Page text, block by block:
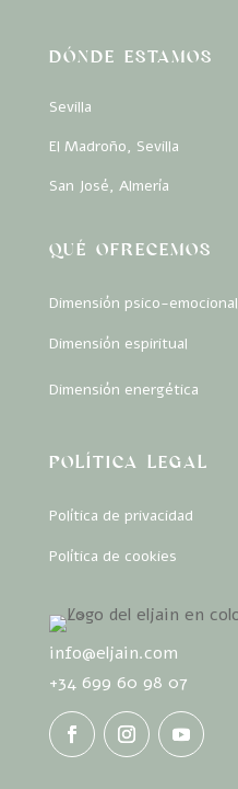
DÓNDE ESTAMOS
Sevilla
El Madroño, Sevilla
San José, Almería
QUÉ OFRECEMOS
Dimensión psico-emocional
Dimensión espiritual
Dimensión energética
POLÍTICA LEGAL
Política de privacidad
Política de cookies
info@eljain.com
+34 699 60 98 07